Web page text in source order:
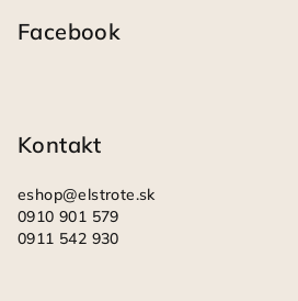
Facebook
Kontakt
eshop@elstrote.sk
0910 901 579
0911 542 930